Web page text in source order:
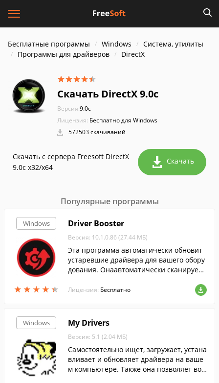
Бесплатные программы Windows
Система, утилиты
Программы для драйверов
DirectX
Скачать DirectX 9.0c
Версия:9.0c
Лицензия: Бесплатно для Windows
572503 скачиваний
Скачать с сервера Freesoft DirectX
9.0c x32/x64
Скачать
Популярные программы
Windows
★ ★ ★ ★ ★
★ ★ ★ ★ ★
Driver Booster
Версия: 10.1.0.86 (27.44 МБ)
Эта программа автоматически обновит
устаревшие драйвера для вашего обору
дования. Онаавтоматически сканирует
йвера....
Лицензия: Бесплатно
Windows My Drivers
Версия: 5.1 (2.04 МБ)
Самостоятельно ищет, загружает, устана
вливает и обновляет драйвера на ваше
м компьютере. Также она позволяет вос